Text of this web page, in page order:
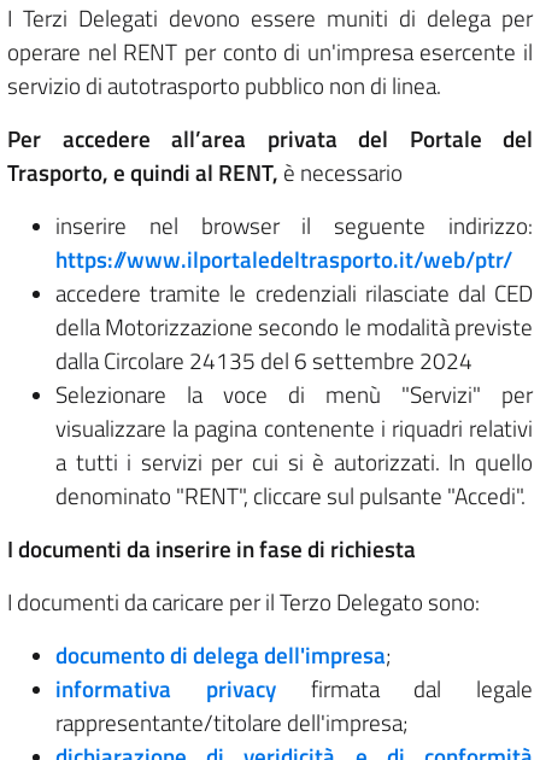
I Terzi Delegati devono essere muniti di delega per
operare nel RENT per conto di un'impresa esercente il
servizio di autotrasporto pubblico non di linea.
Per accedere all’area privata del Portale del
Trasporto, e quindi al RENT, è necessario
inserire nel browser il seguente indirizzo:
https://www.ilportaledeltrasporto.it/web/ptr/
accedere tramite le credenziali rilasciate dal CED
della Motorizzazione secondo le modalità previste
dalla Circolare 24135 del 6 settembre 2024
Selezionare la voce di menù "Servizi" per
visualizzare la pagina contenente i riquadri relativi
a tutti i servizi per cui si è autorizzati. In quello
denominato "RENT", cliccare sul pulsante "Accedi".
I documenti da inserire in fase di richiesta
I documenti da caricare per il Terzo Delegato sono:
documento di delega dell'impresa;
informativa privacy
firmata dal legale
rappresentante/titolare dell'impresa;